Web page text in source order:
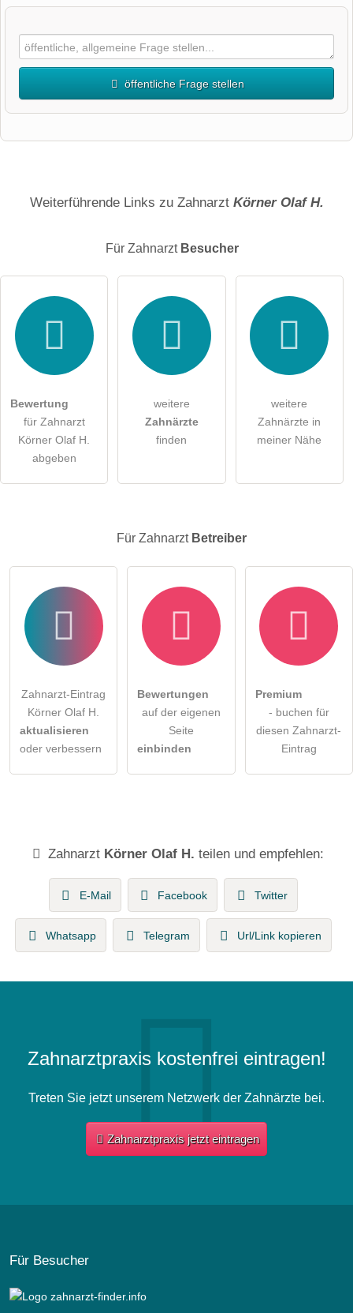
öffentliche Frage stellen
E-Mail-Adresse (wird nicht veröffentlicht)
Hiermit akzeptiere ich die .
öffentliche Frage stellen Abbrechen
Hinweis:
Weiterführende Links zu Zahnarzt Körner Olaf H.
Für Zahnarzt Besucher
Bewertung
für Zahnarzt
Körner Olaf H.
abgeben
weitere
Zahnärzte
finden
weitere
Zahnärzte in
meiner Nähe
Für Zahnarzt Betreiber
Zahnarzt-Eintrag
Körner Olaf H.
aktualisieren
oder verbessern
Bewertungen
auf der eigenen
Seite
einbinden
Premium
- buchen für
diesen Zahnarzt-
Eintrag
Zahnarzt Körner Olaf H. teilen und empfehlen:
E-Mail Facebook Twitter
Whatsapp Telegram Url/Link kopieren
Zahnarztpraxis kostenfrei eintragen!
Treten Sie jetzt unserem Netzwerk der Zahnärzte bei.
Zahnarztpraxis jetzt eintragen
Für Besucher